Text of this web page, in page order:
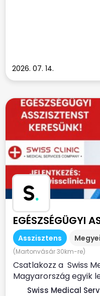
2026. 07. 14.
S.
EGÉSZSÉGÜGYI
Asszisztens Megyei
(Martonvásár 30km-re)
Csatlakozz a Swiss
Magyarország egyik
egészségügyi
Swiss Medical